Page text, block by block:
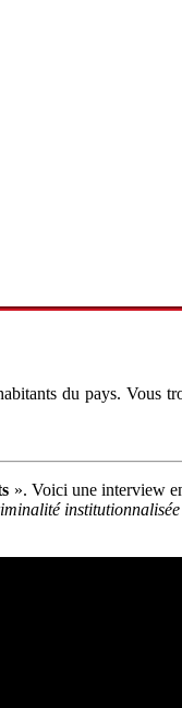
du pays. Vous
». Voici une interview